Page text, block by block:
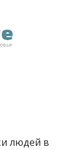
людей в